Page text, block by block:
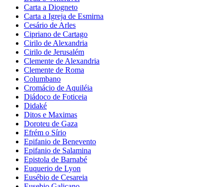
Carta a Diogneto
Carta a Igreja de Esmirna
Cesário de Arles
Cipriano de Cartago
Cirilo de Alexandria
Cirilo de Jerusalém
Clemente de Alexandria
Clemente de Roma
Columbano
Cromácio de Aquiléia
Diádoco de Foticeia
Didaké
Ditos e Maximas
Doroteu de Gaza
Efrém o Sírio
Epifanio de Benevento
Epifanio de Salamina
Epistola de Barnabé
Euquerio de Lyon
Eusébio de Cesareia